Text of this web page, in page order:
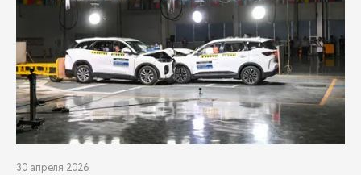
30 апреля 2026